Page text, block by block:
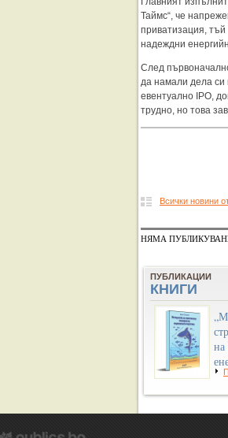
Таймс“, че
приватизация, тъй
надеждни
След
да намали дела си
евентуално IPO,
трудно, но това
Всички новини
НЯМА
ПУБЛИКАЦИИ
КНИГИ
на